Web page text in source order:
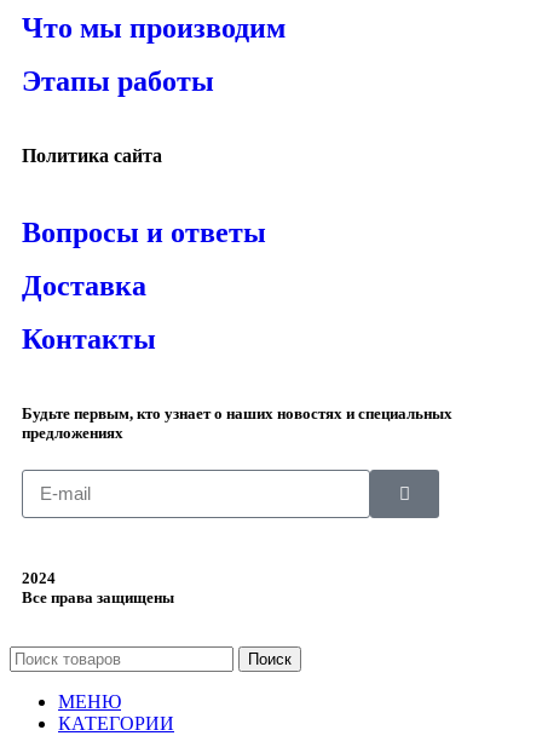
Что мы производим
Этапы работы
Политика сайта
Вопросы и ответы
Доставка
Контакты
Будьте первым, кто узнает о наших новостях и специальных
предложениях
2024
Все права защищены
Поиск
МЕНЮ
КАТЕГОРИИ